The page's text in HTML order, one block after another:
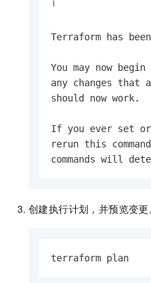
╵
Terraform has
You may now
any changes that
should now work.
If you ever set or
rerun this
commands will
创建执行计划，并预览变更
terraform plan